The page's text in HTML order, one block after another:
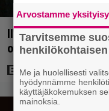
Illalla tv:ssä: Uuno-
otti taas ohjat,
Arvostamme
Tarvitsemme
Me ja huolellisesti
hyödynnämme
käyttäjäkokemuksen
mainoksia.